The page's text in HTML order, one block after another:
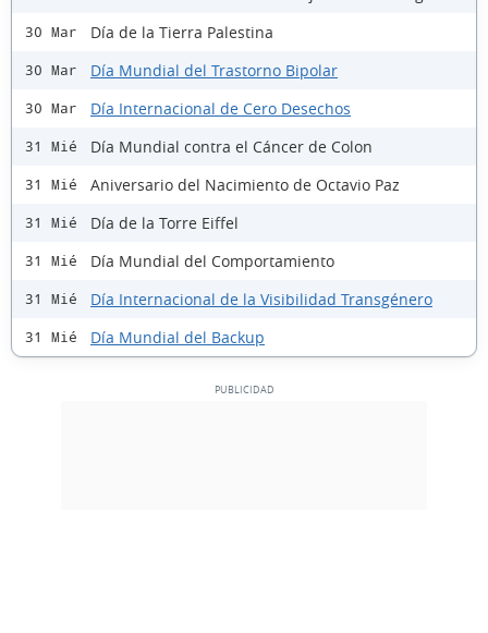
30 Mar Día de la Tierra Palestina
30 Mar Día Mundial del Trastorno Bipolar
30 Mar Día Internacional de Cero Desechos
31 Mié Día Mundial contra el Cáncer de Colon
31 Mié Aniversario del Nacimiento de Octavio Paz
31 Mié Día de la Torre Eiffel
31 Mié Día Mundial del Comportamiento
31 Mié Día Internacional de la Visibilidad Transgénero
31 Mié Día Mundial del Backup